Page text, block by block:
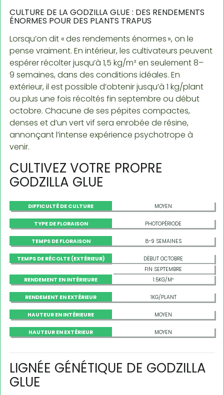
CULTURE DE LA GODZILLA GLUE : DES RENDEMENTS
ÉNORMES POUR DES PLANTS TRAPUS
Lorsqu’on dit « des rendements énormes », on le
pense vraiment. En intérieur, les cultivateurs peuvent
espérer récolter jusqu’à 1,5 kg/m² en seulement 8–
9 semaines, dans des conditions idéales. En
extérieur, il est possible d’obtenir jusqu’à 1 kg/plant
ou plus une fois récoltés fin septembre ou début
octobre. Chacune de ses pépites compactes,
denses et d’un vert vif sera enrobée de résine,
annonçant l’intense expérience psychotrope à
venir.
CULTIVEZ VOTRE PROPRE
GODZILLA GLUE
DIFFICULTÉ DE CULTURE MOYEN
TYPE DE FLORAISON PHOTOPÉRIODE
TEMPS DE FLORAISON 8-9 SEMAINES
TEMPS DE RÉCOLTE (EXTÉRIEUR)
DÉBUT OCTOBRE
FIN SEPTEMBRE
RENDEMENT EN INTÉRIEURE
1.5KG/M²
RENDEMENT EN EXTÉRIEUR 1KG/PLANT
HAUTEUR EN INTÉRIEURE MOYEN
HAUTEUR EN EXTÉRIEUR MOYEN
LIGNÉE GÉNÉTIQUE DE GODZILLA
GLUE